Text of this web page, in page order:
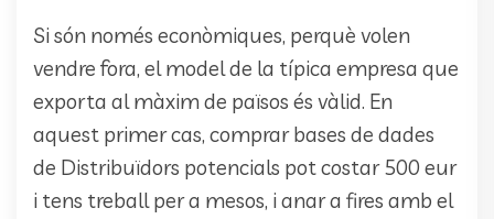
Si són només econòmiques, perquè volen
vendre fora, el model de la típica empresa que
exporta al màxim de països és vàlid. En
aquest primer cas, comprar bases de dades
de Distribuïdors potencials pot costar 500 eur
i tens treball per a mesos, i anar a fires amb el